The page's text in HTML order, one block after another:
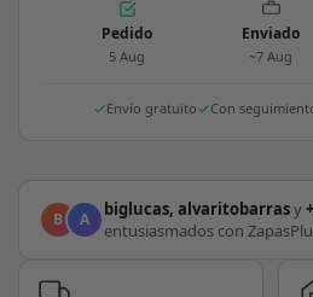
Pedido
5 Aug
Enviado
~7 Aug
Envío gratuito Con
B A biglucas, alvaritobarrasy
entusiasmados con